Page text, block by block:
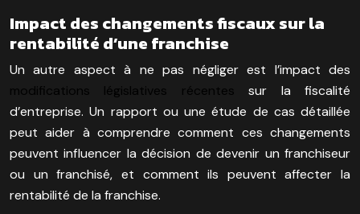
Impact des changements fiscaux sur la
rentabilité d’une franchise
Un autre aspect à ne pas négliger est l’impact des
modifications législatives récentes sur la fiscalité
d’entreprise. Un rapport ou une étude de cas détaillée
peut aider à comprendre comment ces changements
peuvent influencer la décision de devenir un franchiseur
ou un franchisé, et comment ils peuvent affecter la
rentabilité de la franchise.